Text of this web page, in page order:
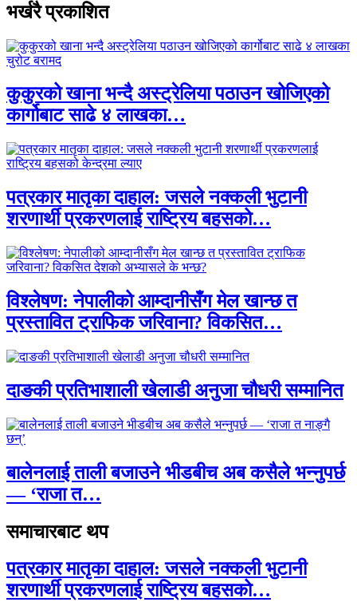
भर्खरै प्रकाशित
कुकुरको खाना भन्दै अस्ट्रेलिया पठाउन खोजिएको
कार्गोबाट साढे ४ लाखका…
पत्रकार मातृका दाहाल: जसले नक्कली भुटानी
शरणार्थी प्रकरणलाई राष्ट्रिय बहसको…
विश्लेषण: नेपालीको आम्दानीसँग मेल खान्छ त
प्रस्तावित ट्राफिक जरिवाना? विकसित…
दाङकी प्रतिभाशाली खेलाडी अनुजा चौधरी सम्मानित
बालेनलाई ताली बजाउने भीडबीच अब कसैले भन्नुपर्छ
— ‘राजा त…
समाचारबाट थप
पत्रकार मातृका दाहाल: जसले नक्कली भुटानी
शरणार्थी प्रकरणलाई राष्ट्रिय बहसको…